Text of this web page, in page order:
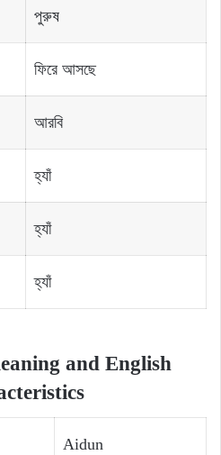
পুরুষ
ফিরে আসছে
আরবি
হ্যাঁ
হ্যাঁ
হ্যাঁ
and English
Aidun